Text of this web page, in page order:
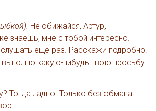
Не обижайся, Артур,
знаешь, мне с тобой интересно.
еще раз. Расскажи подробно.
какую-нибудь твою просьбу.
Тогда ладно. Только без обмана.